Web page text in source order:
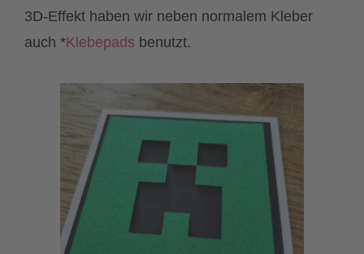
3D-Effekt haben wir neben normalem Kleber
auch *Klebepads benutzt.